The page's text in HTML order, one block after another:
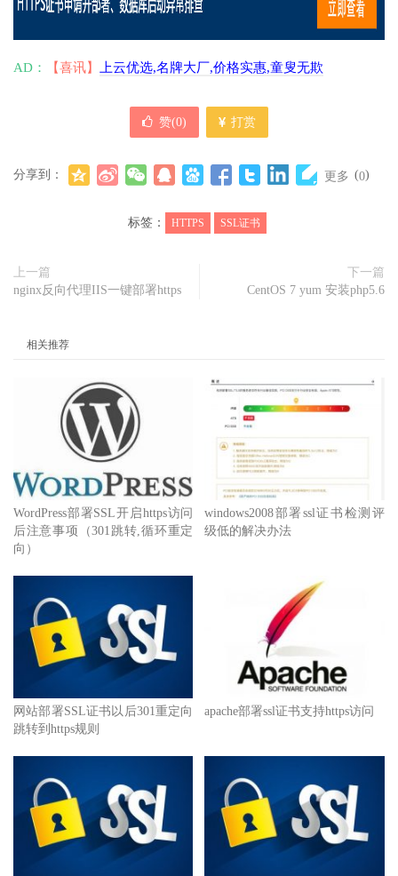
AD： 【喜讯】 上云优选,名牌大厂,价格实惠,童叟无欺
赞(0) 打赏
分享到： 更多 (0)
标签： HTTPS SSL证书
上一篇
nginx反向代理IIS一键部署https
下一篇
CentOS 7 yum 安装php5.6
相关推荐
WordPress部署SSL开启https访问
后注意事项（301跳转,循环重定
向）
windows2008部署ssl证书检测评
级低的解决办法
网站部署SSL证书以后301重定向
跳转到https规则
apache部署ssl证书支持https访问